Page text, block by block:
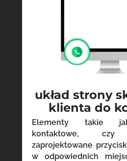
układ strony
klienta do
Elementy takie
kontaktowe, czy
zaprojektowane
w odpowiednich